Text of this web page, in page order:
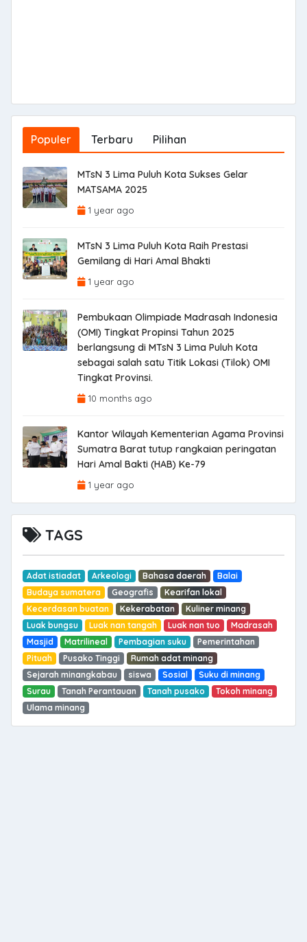
Populer Terbaru Pilihan
MTsN 3 Lima Puluh Kota Sukses Gelar
MATSAMA 2025
1 year ago
MTsN 3 Lima Puluh Kota Raih Prestasi
Gemilang di Hari Amal Bhakti
1 year ago
Pembukaan Olimpiade Madrasah Indonesia
(OMI) Tingkat Propinsi Tahun 2025
berlangsung di MTsN 3 Lima Puluh Kota
sebagai salah satu Titik Lokasi (Tilok) OMI
Tingkat Provinsi.
10 months ago
Kantor Wilayah Kementerian Agama Provinsi
Sumatra Barat tutup rangkaian peringatan
Hari Amal Bakti (HAB) Ke-79
1 year ago
TAGS
Adat istiadat Arkeologi Bahasa daerah
Balai
Budaya sumatera
Geografis
Kearifan lokal
Kecerdasan buatan
Kekerabatan
Kuliner minang
Luak bungsu
Luak nan tangah Luak nan tuo
Madrasah
Masjid
Matrilineal Pembagian suku
Pemerintahan
Pituah
Pusako Tinggi
Rumah adat minang
Sejarah minangkabau
siswa Sosial
Suku di minang
Surau
Tanah Perantauan Tanah pusako
Tokoh minang
Ulama minang